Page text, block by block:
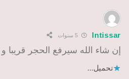
Intissar
إن شاء الله سيرفع الحجر قريبا
تحميل...